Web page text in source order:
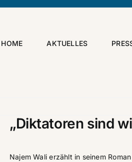
HOME AKTUELLES
„Diktatoren sind
Najem Wali erzählt in seinem